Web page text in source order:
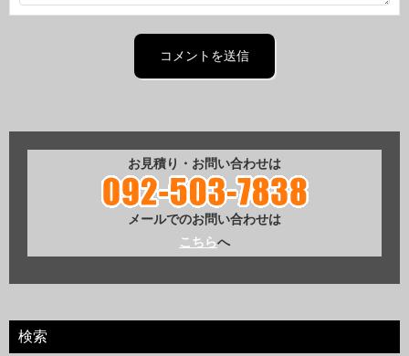
お見積り・お問い合わせは
メールでのお問い合わせは
こちらへ
検索